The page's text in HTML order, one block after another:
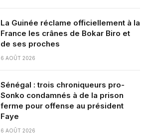
La Guinée réclame officiellement à la
France les crânes de Bokar Biro et
de ses proches
6 AOÛT 2026
Sénégal : trois chroniqueurs pro-
Sonko condamnés à de la prison
ferme pour offense au président
Faye
6 AOÛT 2026